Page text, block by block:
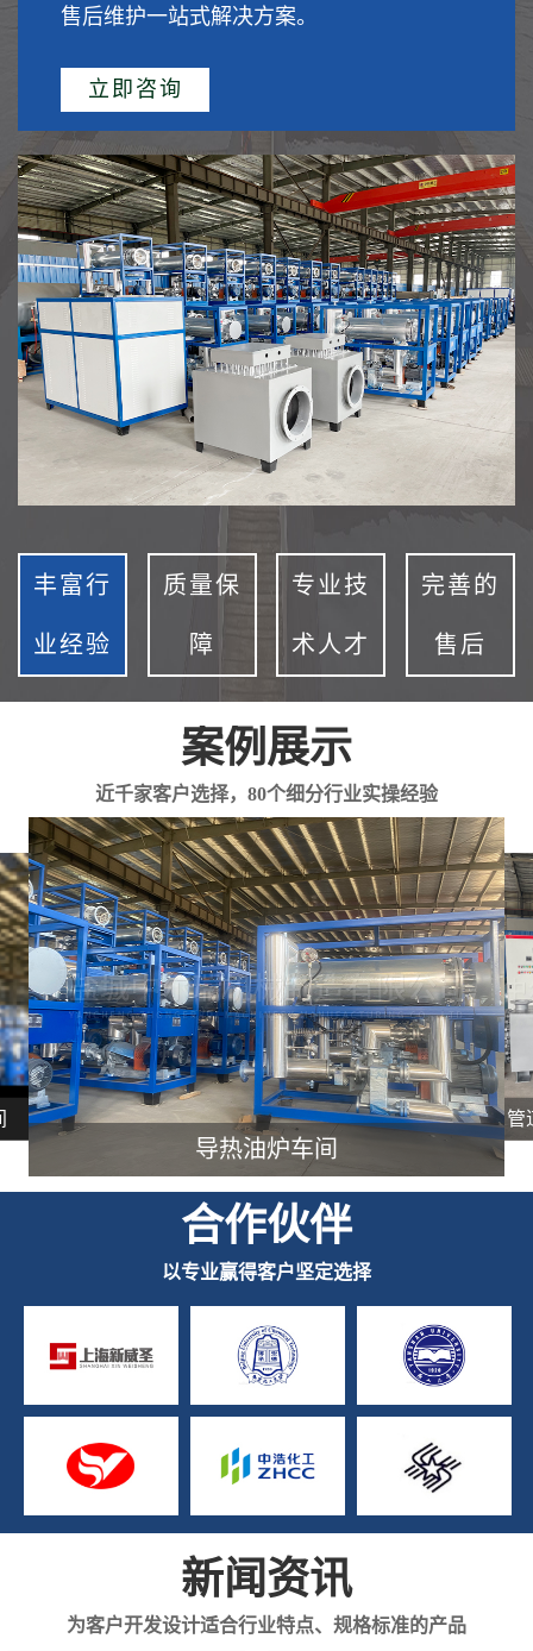
售后维护一站式解决方案。
立即咨询
丰富行
业经验
质量保
障
专业技
术人才
完善的
售后
案例展示
近千家客户选择，80个细分行业实操经验
炉车间
管道式电加热器生产车间
合作伙伴
以专业赢得客户坚定选择
新闻资讯
为客户开发设计适合行业特点、规格标准的产品